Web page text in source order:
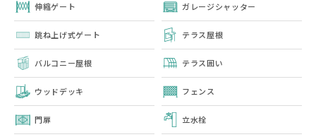
伸縮ゲート ガレージシャッター
跳ね上げ式ゲート テラス屋根
バルコニー屋根 テラス囲い
ウッドデッキ フェンス
門扉 立水栓